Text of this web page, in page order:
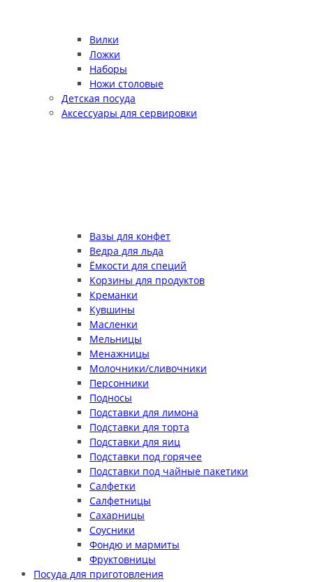
Вилки
Ложки
Наборы
Ножи столовые
Детская посуда
Аксессуары для сервировки
Вазы для конфет
Ведра для льда
Ёмкости для специй
Корзины для продуктов
Креманки
Кувшины
Масленки
Мельницы
Менажницы
Молочники/сливочники
Персонники
Подносы
Подставки для лимона
Подставки для торта
Подставки для яиц
Подставки под горячее
Подставки под чайные пакетики
Салфетки
Салфетницы
Сахарницы
Соусники
Фондю и мармиты
Фруктовницы
Посуда для приготовления